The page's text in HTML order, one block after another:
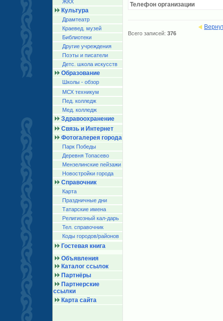
ЖКХ
Культура
Драмтеатр
Краевед. музей
Библиотеки
Другие учреждения
Поэты и писатели
Детс. школа искусств
Образование
Школы - обзор
МСХ техникум
Пед. колледж
Мед. колледж
Здравоохранение
Связь и Интернет
Фотогалерея города
Парк Победы
Деревня Топасево
Мензелинские пейзажи
Новостройки города
Справочник
Карта
Праздничные дни
Татарские имена
Религиозный кал-дарь
Тел. справочник
Коды городов/райoнов
Гостевая книга
Объявления
Каталог ссылок
Партнёры
Партнерские
ссылки
Карта сайта
Телефон организации
Всего записей: 376